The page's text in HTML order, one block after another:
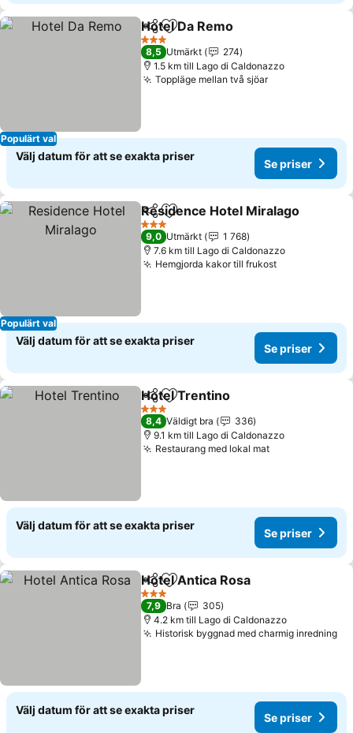
Populärt val
Dela Lägg till i Mina Favoriter
Hotel Da Remo
3 Stjärnor
8,5 Utmärkt
274
1.5 km till Lago di Caldonazzo
Toppläge mellan två sjöar
Välj datum för att se exakta priser
Se priser
Populärt val
Dela Lägg till i Mina Favoriter
Residence Hotel Miralago
3 Stjärnor
9,0 Utmärkt
1 768
7.6 km till Lago di Caldonazzo
Hemgjorda kakor till frukost
Välj datum för att se exakta priser
Se priser
Dela Lägg till i Mina Favoriter
Hotel Trentino
3 Stjärnor
8,4 Väldigt bra
336
9.1 km till Lago di Caldonazzo
Restaurang med lokal mat
Välj datum för att se exakta priser
Se priser
Dela Lägg till i Mina Favoriter
Hotel Antica Rosa
3 Stjärnor
7,9 Bra
305
4.2 km till Lago di Caldonazzo
Historisk byggnad med charmig inredning
Välj datum för att se exakta priser
Se priser